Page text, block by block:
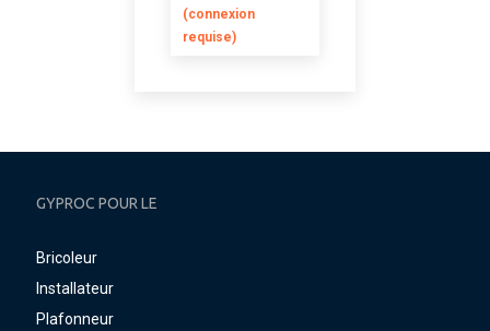
(connexion
requise)
GYPROC POUR LE
Bricoleur
Installateur
Plafonneur